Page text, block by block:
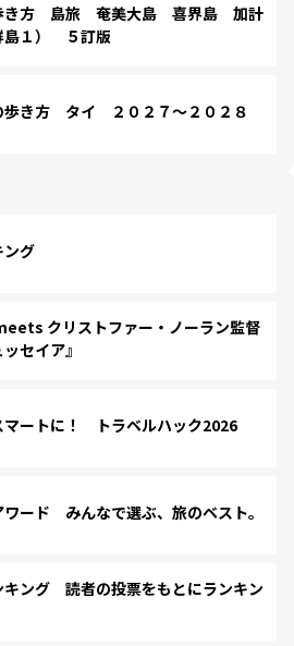
き方 島旅 奄美大島 喜界島 加計
島１） ５訂版
き方 タイ ２０２７～２０２８
ング
クリストファー・ノーラン監督
セイア』
マートに！ トラベルハック2026
ード みんなで選ぶ、旅のベスト。
キング 読者の投票をもとにランキン